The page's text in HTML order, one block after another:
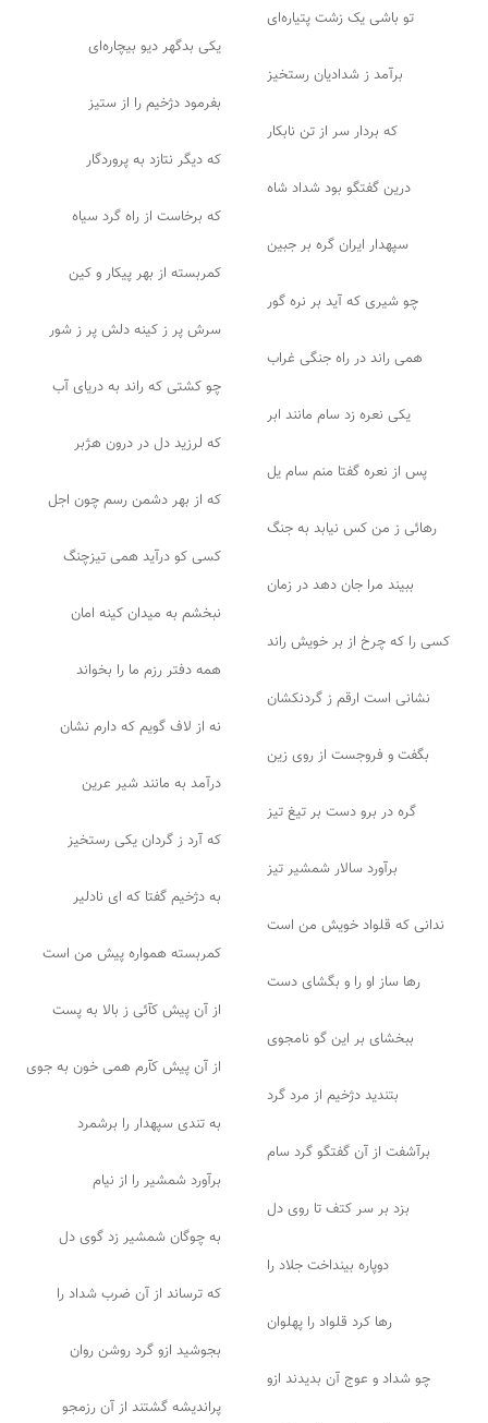
تو باشی یک زشت پتیاره‌ای
یکی بدگهر دیو بیچاره‌ای
برآمد ز شدادیان رستخیز
بفرمود دژخیم را از ستیز
که بردار سر از تن نابکار
که دیگر نتازد به پروردگار
درین گفتگو بود شداد شاه
که برخاست از راه گرد سیاه
سپهدار ایران گره بر جبین
کمربسته از بهر پیکار و کین
چو شیری که آید بر نره گور
سرش پر ز کینه دلش پر ز شور
همی راند در راه جنگی غراب
چو کشتی که راند به دریای آب
یکی نعره زد سام مانند ابر
که لرزید دل در درون هژبر
پس از نعره گفتا منم سام یل
که از بهر دشمن رسم چون اجل
رهائی ز من کس نیابد به جنگ
کسی کو درآید همی تیزچنگ
ببیند مرا جان دهد در زمان
نبخشم به میدان کینه امان
کسی را که چرخ از بر خویش راند
همه دفتر رزم ما را بخواند
نشانی است ارقم ز گردنکشان
نه از لاف گویم که دارم نشان
بگفت و فروجست از روی زین
درآمد به مانند شیر عرین
گره در برو دست بر تیغ تیز
که آرد ز گردان یکی رستخیز
برآورد سالار شمشیر تیز
به دژخیم گفتا که ای نادلیر
ندانی که قلواد خویش من است
کمربسته همواره پیش من است
رها ساز او را و بگشای دست
از آن پیش کآئی ز بالا به پست
ببخشای بر این گو نامجوی
از آن پیش کآرم همی خون به جوی
بتندید دژخیم از مرد گرد
به تندی سپهدار را برشمرد
برآشفت از آن گفتگو گرد سام
برآورد شمشیر را از نیام
بزد بر سر کتف تا روی دل
به چوگان شمشیر زد گوی دل
دوپاره بینداخت جلاد را
که ترساند از آن ضرب شداد را
رها کرد قلواد را پهلوان
بجوشید ازو گرد روشن روان
چو شداد و عوج آن بدیدند ازو
پراندیشه گشتند از آن رزمجو